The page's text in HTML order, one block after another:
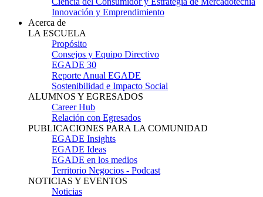
Innovación y Emprendimiento
Acerca de
LA ESCUELA
Propósito
Consejos y Equipo Directivo
EGADE 30
Reporte Anual EGADE
Sostenibilidad e Impacto Social
ALUMNOS Y EGRESADOS
Career Hub
Relación con Egresados
PUBLICACIONES PARA LA COMUNIDAD
EGADE Insights
EGADE Ideas
EGADE en los medios
Territorio Negocios - Podcast
NOTICIAS Y EVENTOS
Noticias